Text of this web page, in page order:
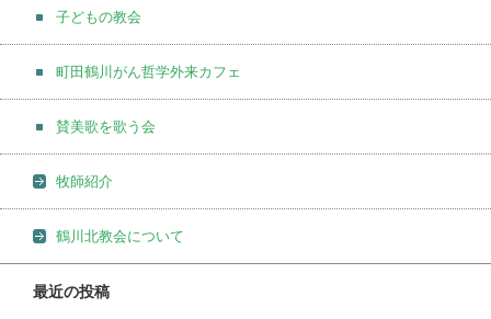
子どもの教会
町田鶴川がん哲学外来カフェ
賛美歌を歌う会
牧師紹介
鶴川北教会について
最近の投稿